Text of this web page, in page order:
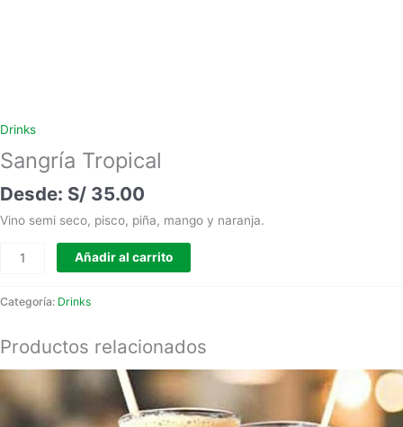
Drinks
Sangría Tropical
S/ 35.00
Vino semi seco, pisco, piña, mango y naranja.
Añadir al carrito
Categoría: Drinks
Productos relacionados